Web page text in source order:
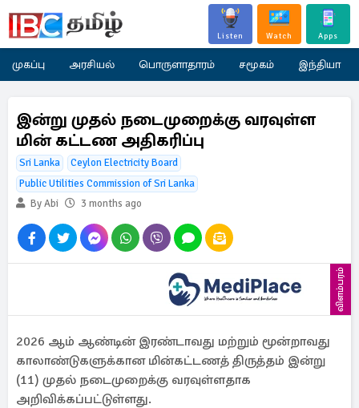
Listen Watch Apps
முகப்பு அரசியல் பொருளாதாரம் சமூகம் இந்தியா
இன்று முதல் நடைமுறைக்கு வரவுள்ள
மின் கட்டண அதிகரிப்பு
Sri Lanka
Ceylon Electricity Board
Public Utilities Commission of Sri Lanka
By Abi
3 months ago
விளம்பரம்
2026 ஆம் ஆண்டின் இரண்டாவது மற்றும் மூன்றாவது
காலாண்டுகளுக்கான மின்கட்டணத் திருத்தம் இன்று
(11) முதல் நடைமுறைக்கு வரவுள்ளதாக
அறிவிக்கப்பட்டுள்ளது.